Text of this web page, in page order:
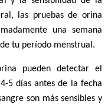
las pruebas de orina
una semana
tu período menstrual.
pueden detectar el
5 días antes de la fecha
son más sensibles y